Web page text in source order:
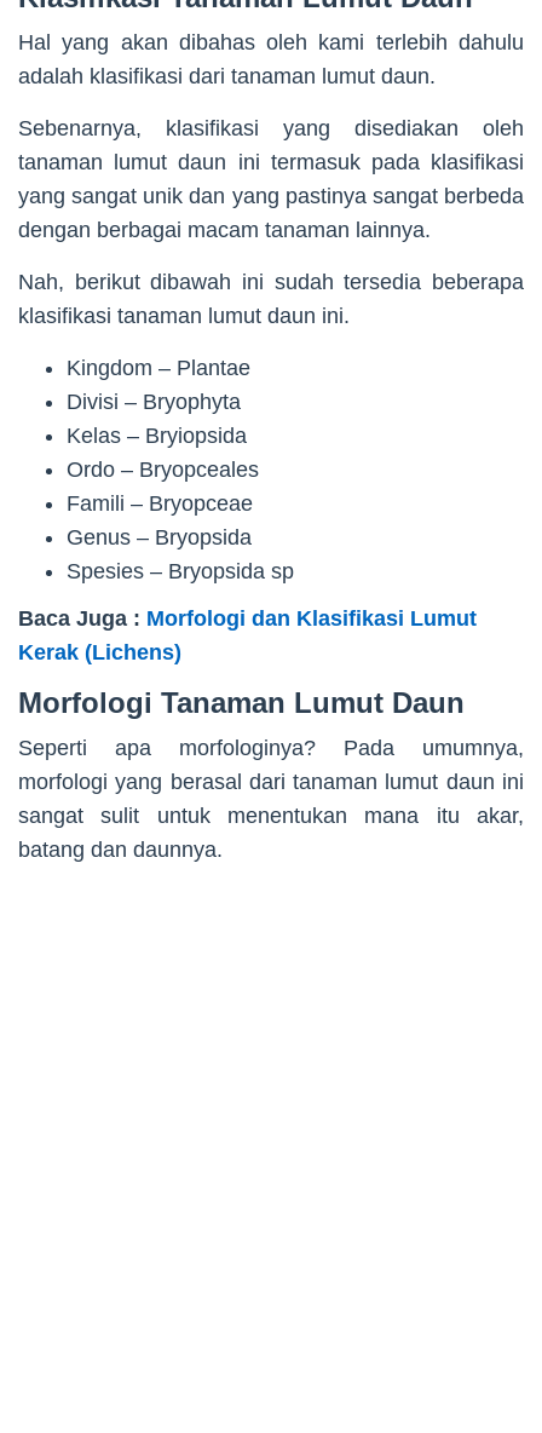
Hal yang akan dibahas oleh kami terlebih dahulu
adalah klasifikasi dari tanaman lumut daun.
Sebenarnya, klasifikasi yang disediakan oleh
tanaman lumut daun ini termasuk pada klasifikasi
yang sangat unik dan yang pastinya sangat berbeda
dengan berbagai macam tanaman lainnya.
Nah, berikut dibawah ini sudah tersedia beberapa
klasifikasi tanaman lumut daun ini.
Kingdom – Plantae
Divisi – Bryophyta
Kelas – Bryiopsida
Ordo – Bryopceales
Famili – Bryopceae
Genus – Bryopsida
Spesies – Bryopsida sp
Baca Juga : Morfologi dan Klasifikasi Lumut
Kerak (Lichens)
Morfologi Tanaman Lumut Daun
Seperti apa morfologinya? Pada umumnya,
morfologi yang berasal dari tanaman lumut daun ini
sangat sulit untuk menentukan mana itu akar,
batang dan daunnya.